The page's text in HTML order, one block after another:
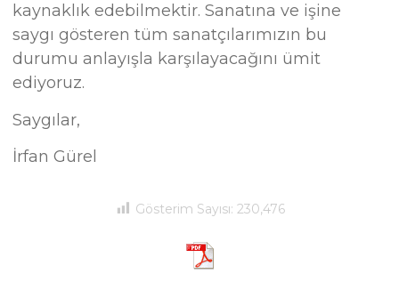
kaynaklık edebilmektir. Sanatına ve işine
saygı gösteren tüm sanatçılarımızın bu
durumu anlayışla karşılayacağını ümit
ediyoruz.
Saygılar,
İrfan Gürel
Gösterim Sayısı: 230,476